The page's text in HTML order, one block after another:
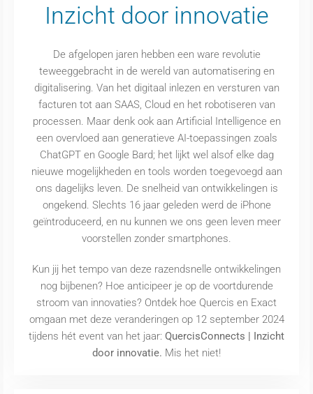
Inzicht door innovatie
De afgelopen jaren hebben een ware revolutie
teweeggebracht in de wereld van automatisering en
digitalisering. Van het digitaal inlezen en versturen van
facturen tot aan SAAS, Cloud en het robotiseren van
processen. Maar denk ook aan Artificial Intelligence en
een overvloed aan generatieve AI-toepassingen zoals
ChatGPT en Google Bard; het lijkt wel alsof elke dag
nieuwe mogelijkheden en tools worden toegevoegd aan
ons dagelijks leven. De snelheid van ontwikkelingen is
ongekend. Slechts 16 jaar geleden werd de iPhone
geïntroduceerd, en nu kunnen we ons geen leven meer
voorstellen zonder smartphones.
Kun jij het tempo van deze razendsnelle ontwikkelingen
nog bijbenen? Hoe anticipeer je op de voortdurende
stroom van innovaties? Ontdek hoe Quercis en Exact
omgaan met deze veranderingen op 12 september 2024
tijdens hét event van het jaar: QuercisConnects | Inzicht
door innovatie. Mis het niet!